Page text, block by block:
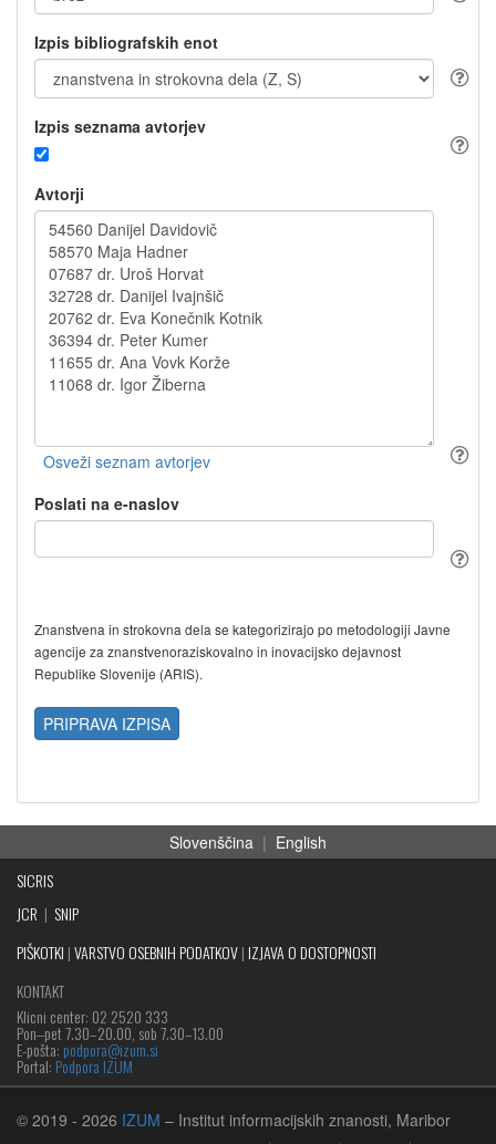
Izpis bibliografskih enot
Izpis seznama avtorjev
Avtorji
Poslati na e-naslov
Znanstvena in strokovna dela se kategorizirajo po metodologiji Javne
agencije za znanstvenoraziskovalno in inovacijsko dejavnost
Republike Slovenije (ARIS).
PRIPRAVA IZPISA
Slovenščina | English
SICRIS
JCR | SNIP
PIŠKOTKI |VARSTVO OSEBNIH PODATKOV| IZJAVA O DOSTOPNOSTI
KONTAKT
Klicni center: 02 2520 333
Pon‒pet 7.30–20.00, sob 7.30–13.00
E-pošta: podpora@izum.si
Portal: Podpora IZUM
© 2019 - 2026 IZUM – Institut informacijskih znanosti, Maribor